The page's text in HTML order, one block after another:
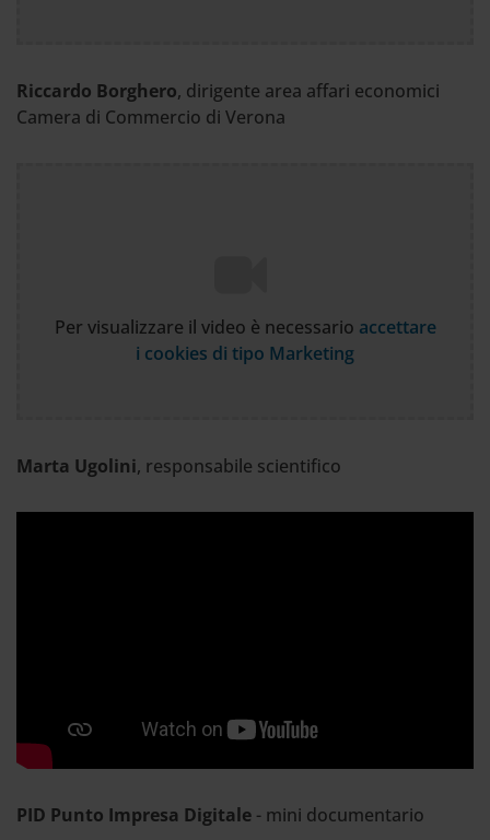
Riccardo Borghero, dirigente area affari economici
Camera di Commercio di Verona
Per visualizzare il video è necessario accettare
i cookies di tipo Marketing
Marta Ugolini, responsabile scientifico
PID Punto Impresa Digitale - mini documentario